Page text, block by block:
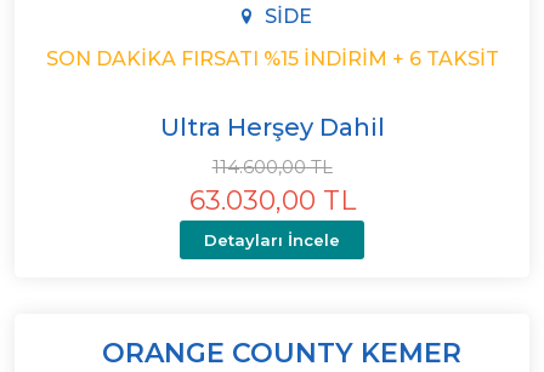
SIDE
SON DAKIKA FIRSATI %15 İNDIRIM + 6 TAKSIT
Ultra Herşey Dahil
114.600,00 TL
63.030,00 TL
Detayları İncele
ORANGE COUNTY KEMER